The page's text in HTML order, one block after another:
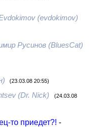
(evdokimov)
Русинов (BluesCat)
(23.03.08 20:55)
(Dr. Nick) (24.03.08
то приедет?! -